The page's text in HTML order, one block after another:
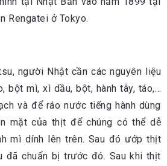
Rengatei ở Tokyo.
người Nhật cần các nguyên liệu
bột mì, xì dầu, bột, hành tây, táo,…
và để ráo nước tiếng hành dùng
mặt của thịt để chúng có thể dễ
mì dính lên trên. Sau đó ướp thịt
đã chuẩn bị trước đó. Sau khi thịt